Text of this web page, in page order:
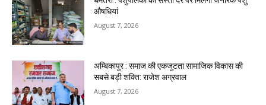
औषधियां
August 7, 2026
अम्बिकापुर : समाज की एकजुटता सामाजिक विकास की
सबसे बड़ी शक्ति: राजेश अग्रवाल
August 7, 2026